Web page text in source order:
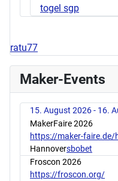
togel sgp
ratu77
Maker-Events
15. August 2026 - 16.
MakerFaire 2026
https://maker-faire.de/
Hannoversbobet
Froscon 2026
https://froscon.org/